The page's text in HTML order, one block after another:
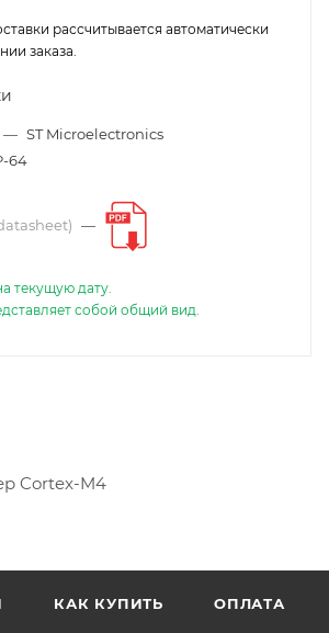
рассчитывается автоматически
заказа.
— ST Microelectronics
64
—
текущую дату.
собой общий вид.
Cortex-M4
КАК КУПИТЬ ОПЛАТА